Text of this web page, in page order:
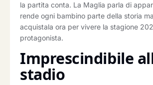
la partita conta. La Maglia parla di
rende ogni bambino parte della storia
acquistala ora per vivere la stagione
protagonista.
Imprescindibile
stadio